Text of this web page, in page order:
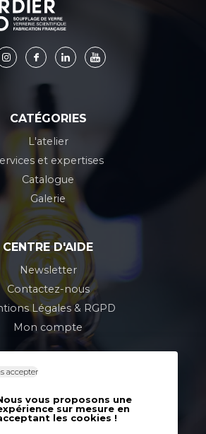
CATÉGORIES
L'atelier
et expertises
Catalogue
Galerie
CENTRE D'AIDE
Newsletter
Contactez-nous
Légales & RGPD
Mon compte
CONTACT
5, rue de l'industrie
Léger-du-Bourg-Denis
accepter
vous proposons une
sur mesure en
les cookies !